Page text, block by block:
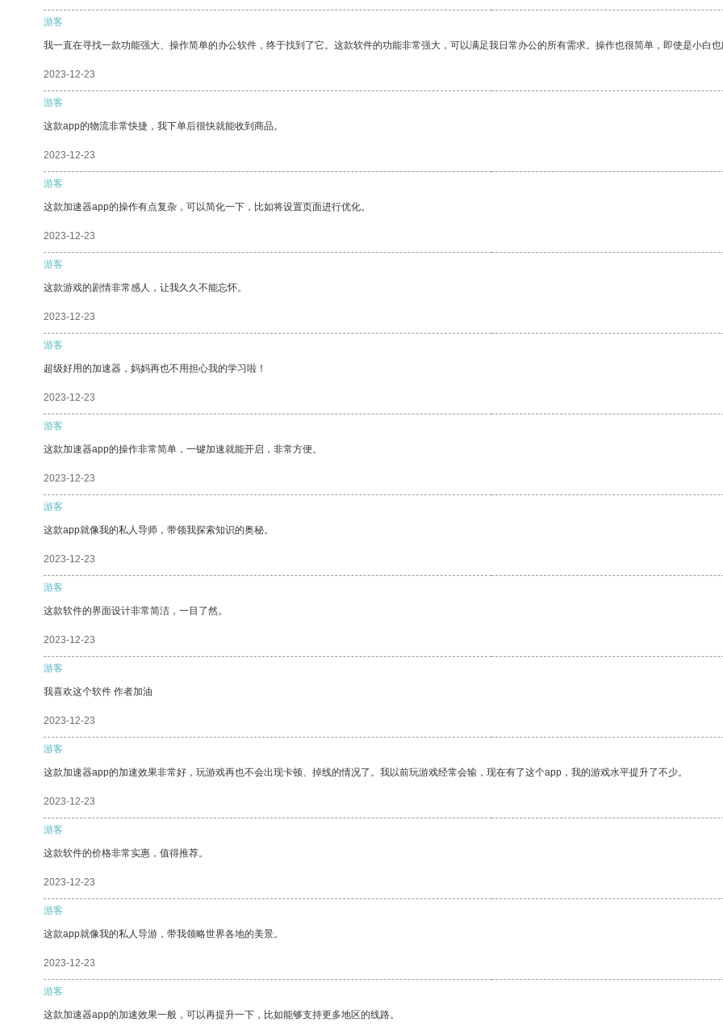
游客
我一直在寻找一款功能强大、操作简单的办公软件，终于找到了它。这款软件的功能非常强大，可以满足我日常办公的所有需求。操作也很简单，即使是小白
2023-12-23
游客
这款app的物流非常快捷，我下单后很快就能收到商品。
2023-12-23
游客
这款加速器app的操作有点复杂，可以简化一下，比如将设置页面进行优化。
2023-12-23
游客
这款游戏的剧情非常感人，让我久久不能忘怀。
2023-12-23
游客
超级好用的加速器，妈妈再也不用担心我的学习啦！
2023-12-23
游客
这款加速器app的操作非常简单，一键加速就能开启，非常方便。
2023-12-23
游客
这款app就像我的私人导师，带领我探索知识的奥秘。
2023-12-23
游客
这款软件的界面设计非常简洁，一目了然。
2023-12-23
游客
我喜欢这个软件 作者加油
2023-12-23
游客
这款加速器app的加速效果非常好，玩游戏再也不会出现卡顿、掉线的情况了。我以前玩游戏经常会输，现在有了这个app，我的游戏水平提升了不少。
2023-12-23
游客
这款软件的价格非常实惠，值得推荐。
2023-12-23
游客
这款app就像我的私人导游，带我领略世界各地的美景。
2023-12-23
游客
这款加速器app的加速效果一般，可以再提升一下，比如能够支持更多地区的线路。